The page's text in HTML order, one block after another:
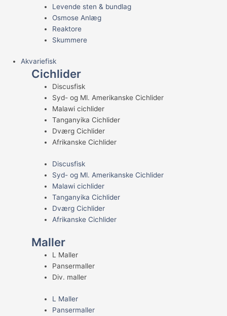
Levende sten & bundlag
Osmose Anlæg
Reaktore
Skummere
Akvariefisk
Cichlider
Discusfisk
Syd- og Ml. Amerikanske Cichlider
Malawi cichlider
Tanganyika Cichlider
Dværg Cichlider
Afrikanske Cichlider
Discusfisk
Syd- og Ml. Amerikanske Cichlider
Malawi cichlider
Tanganyika Cichlider
Dværg Cichlider
Afrikanske Cichlider
Maller
L Maller
Pansermaller
Div. maller
L Maller
Pansermaller